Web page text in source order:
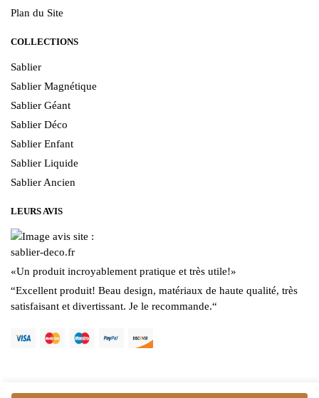
Plan du Site
COLLECTIONS
Sablier
Sablier Magnétique
Sablier Géant
Sablier Déco
Sablier Enfant
Sablier Liquide
Sablier Ancien
LEURS AVIS
«Un produit incroyablement pratique et très utile!»
“Excellent produit! Beau design, matériaux de haute qualité, très
satisfaisant et divertissant. Je le recommande.“